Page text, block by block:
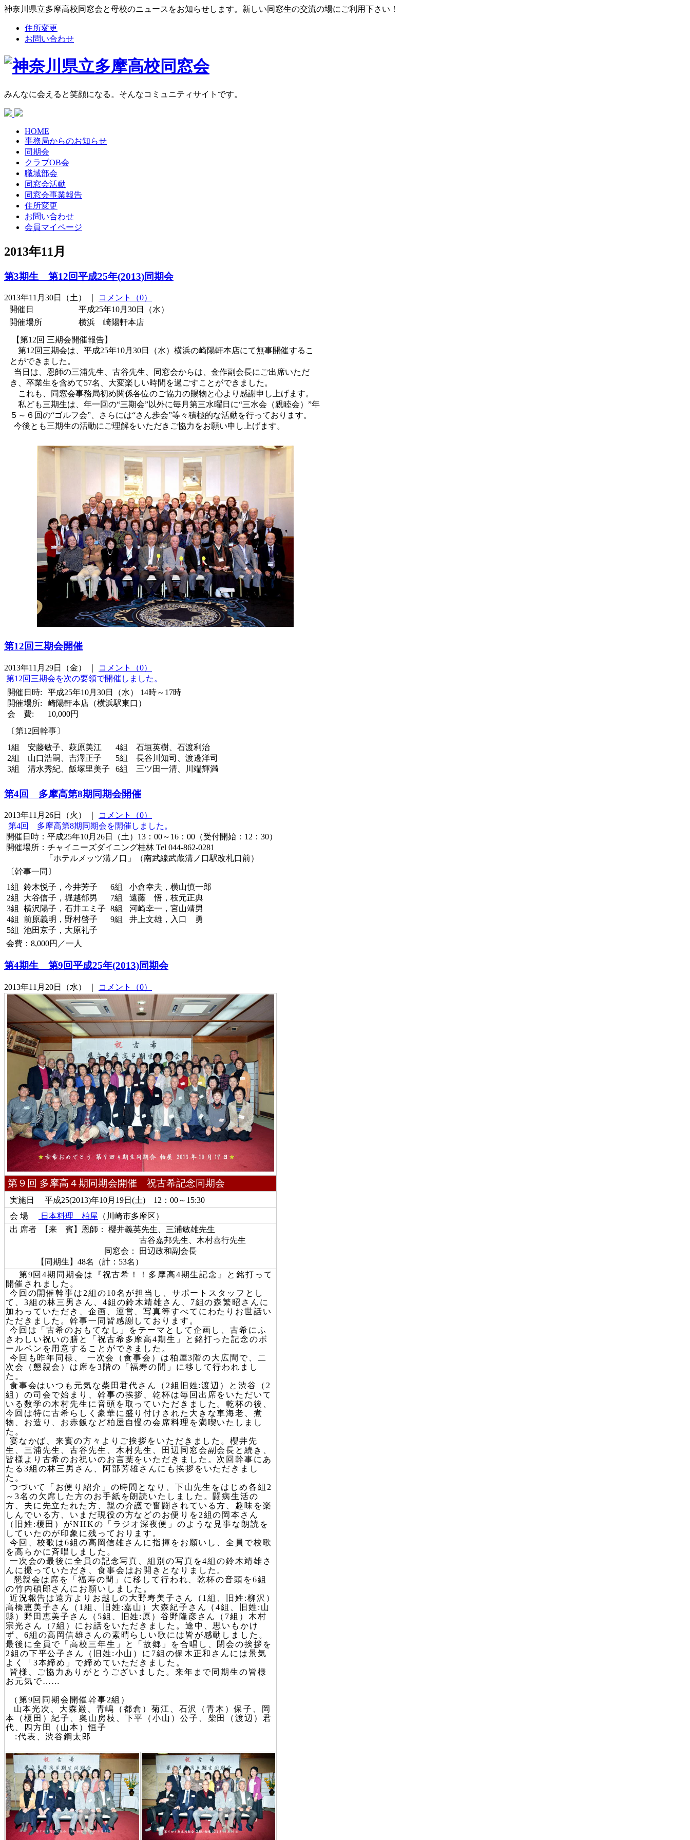
神奈川県立多摩高校同窓会と母校のニュースをお知らせします。新しい同窓生の交流の場にご利用下さい！
住所変更
お問い合わせ
みんなに会えると笑顔になる。そんなコミュニティサイトです。
HOME
事務局からのお知らせ
同期会
クラブOB会
職域部会
同窓会活動
同窓会事業報告
住所変更
お問い合わせ
会員マイページ
2013年11月
第3期生 第12回平成25年(2013)同期会
2013年11月30日（土） ｜
コメント（0）
開催日
平成25年10月30日（水）
開催場所
横浜 崎陽軒本店
【第12回 三期会開催報告】
第12回三期会は、平成25年10月30日（水）横浜の崎陽軒本店にて無事開催するこ
とができました。
当日は、恩師の三浦先生、古谷先生、同窓会からは、金作副会長にご出席いただ
き、卒業生を含めて57名、大変楽しい時間を過ごすことができました。
これも、同窓会事務局初め関係各位のご協力の賜物と心より感謝申し上げます。
私ども三期生は、年一回の“三期会”以外に毎月第三水曜日に“三水会（親睦会）”年
５～６回の“ゴルフ会”、さらには“さん歩会”等々積極的な活動を行っております。
今後とも三期生の活動にご理解をいただきご協力をお願い申し上げます。
第12回三期会開催
2013年11月29日（金） ｜
コメント（0）
第12回三期会を次の要領で開催しました。
開催日時:
開催場所:
会 費:
平成25年10月30日（水） 14時～17時
崎陽軒本店（横浜駅東口）
10,000円
〔第12回幹事〕
1組 安藤敏子、萩原美江
2組 山口浩嗣、吉澤正子
3組 清水秀紀、飯塚里美子
4組 石垣英樹、石渡利治
5組 長谷川知司、渡邊洋司
6組 三ツ田一清、川端輝満
第4回 多摩高第8期同期会開催
2013年11月26日（火） ｜
コメント（0）
第4回 多摩高第8期同期会を開催しました。
開催日時：平成25年10月26日（土）13：00～16：00（受付開始：12：30）
開催場所：チャイニーズダイニング桂林 Tel 044-862-0281
「ホテルメッツ溝ノ口」（南武線武蔵溝ノ口駅改札口前）
〔幹事一同〕
1組
2組
3組
4組
5組
鈴木悦子，今井芳子
大谷信子，堀越郁男
横沢陽子，石井エミ子
前原義明，野村啓子
池田京子，大原礼子
6組
7組
8組
9組
小倉幸夫，横山慎一郎
遠藤 悟，枝元正典
河崎幸一，宮山靖男
井上文雄，入口 勇
会費：8,000円／一人
第4期生 第9回平成25年(2013)同期会
2013年11月20日（水） ｜ コメント（0）
第９回 多摩高４期同期会開催 祝古希記念同期会
実施日
平成25(2013)年10月19日(土) 12：00～15:30
会 場
日本料理 柏屋 （川崎市多摩区）
出 席者 【来 賓】恩師： 櫻井義英先生、三浦敏雄先生
古谷嘉邦先生、木村喜行先生
同窓会： 田辺政和副会長
【同期生】48名（計：53名）
第9回4期同期会は『祝古希！！多摩高4期生記念』と銘打って
開催されました。
今回の開催幹事は2組の10名が担当し、サポートスタッフとし
て、3組の林三男さん、4組の鈴木靖雄さん、7組の森繁昭さんに
加わっていただき、企画、運営、写真等すべてにわたりお世話い
ただきました。幹事一同皆感謝しております。
今回は「古希のおもてなし」をテーマとして企画し、古希にふ
さわしい祝いの膳と「祝古希多摩高4期生」と銘打った記念のボ
ールペンを用意することができました。
今回も昨年同様、 一次会（食事会）は柏屋3階の大広間で、二
次会（懇親会）は席を3階の「福寿の間」に移して行われまし
た。
食事会はいつも元気な柴田君代さん（2組旧姓:渡辺）と渋谷（2
組）の司会で始まり、幹事の挨拶、乾杯は毎回出席をいただいて
いる数学の木村先生に音頭を取っていただきました。乾杯の後、
今回は特に古希らしく豪華に盛り付けされた大きな車海老、煮
物、お造り、お赤飯など柏屋自慢の会席料理を満喫いたしまし
た。
宴なかば、来賓の方々よりご挨拶をいただきました。櫻井先
生、三浦先生、古谷先生、木村先生、田辺同窓会副会長と続き、
皆様より古希のお祝いのお言葉をいただきました。次回幹事にあ
たる3組の林三男さん、阿部芳雄さんにも挨拶をいただきまし
た。
つづいて「お便り紹介」の時間となり、下山先生をはじめ各組2
～3名の欠席した方のお手紙を朗読いたしました。闘病生活の
方、夫に先立たれた方、親の介護で奮闘されている方、趣味を楽
しんでいる方、いまだ現役の方などのお便りを2組の岡本さん
（旧姓:榎田）がNHKの「ラジオ深夜便」のような見事な朗読を
していたのが印象に残っております。
今回、校歌は6組の高岡信雄さんに指揮をお願いし、全員で校歌
を高らかに斉唱しました。
一次会の最後に全員の記念写真、組別の写真を4組の鈴木靖雄さ
んに撮っていただき、食事会はお開きとなりました。
懇親会は席を「福寿の間」に移して行われ、乾杯の音頭を6組
の竹内碩郎さんにお願いしました。
近況報告は遠方よりお越しの大野寿美子さん（1組、旧姓:柳沢）
高橋恵美子さん（1組、旧姓:嘉山）大森紀子さん（4組、旧姓:山
縣）野田恵美子さん（5組、旧姓:原）谷野隆彦さん（7組）木村
宗光さん（7組）にお話をいただきました。途中、思いもかけ
ず、6組の高岡信雄さんの素晴らしい歌には皆が感動しました。
最後に全員で「高校三年生」と「故郷」を合唱し、閉会の挨拶を
2組の下平公子さん（旧姓:小山）に7組の保木正和さんには景気
よく「3本締め」で締めていただきました。
皆様、ご協力ありがとうございました。来年まで同期生の皆様
お元気で……
（第9回同期会開催幹事2組）
山本光次、大森巌、青嶋（都倉）菊江、石沢（青木）保子、岡
本（榎田）紀子、奧山房枝、下平（小山）公子、柴田（渡辺）君
代、四方田（山本）恒子
:代表、渋谷鋼太郎